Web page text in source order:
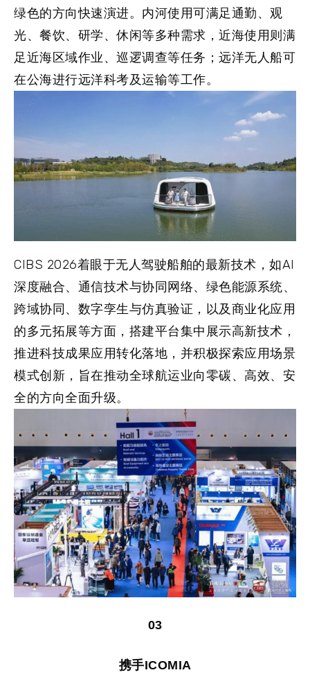
绿色的方向快速演进。内河使用可满足通勤、观
光、餐饮、研学、休闲等多种需求，近海使用则满
足近海区域作业、巡逻调查等任务；远洋无人船可
在公海进行远洋科考及运输等工作。
CIBS 2026着眼于无人驾驶船舶的最新技术，如AI
深度融合、通信技术与协同网络、绿色能源系统、
跨域协同、数字孪生与仿真验证，以及商业化应用
的多元拓展等方面，搭建平台集中展示高新技术，
推进科技成果应用转化落地，并积极探索应用场景
模式创新，旨在推动全球航运业向零碳、高效、安
全的方向全面升级。
03
携手ICOMIA